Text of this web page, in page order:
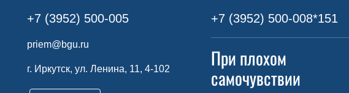
+7 (3952) 500-005
priem@bgu.ru
г. Иркутск, ул. Ленина, 11, 4-102
+7 (3952) 500-008*151
При плохом
самочувствии